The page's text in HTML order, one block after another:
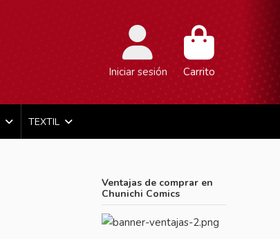
Iniciar sesión Carrito
TEXTIL
Ventajas de comprar en
Chunichi Comics